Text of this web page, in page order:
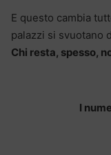
E questo cambia
palazzi si svuotano
Chi resta, spesso,
I